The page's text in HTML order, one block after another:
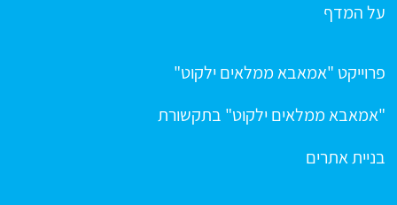
על המדף
פרוייקט "אמאבא ממלאים ילקוט"
"אמאבא ממלאים ילקוט" בתקשורת
בניית אתרים